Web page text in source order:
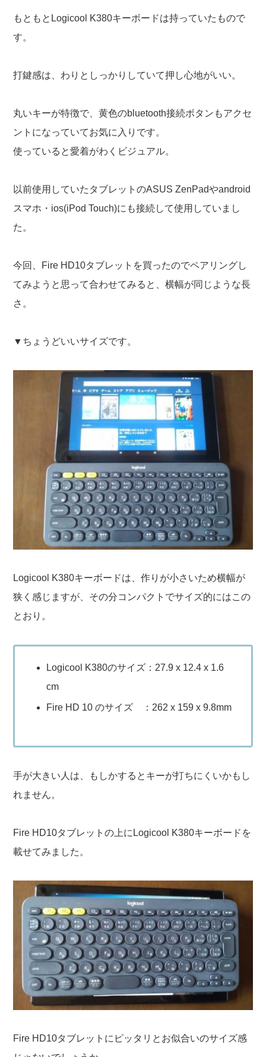
もともとLogicool K380キーボードは持っていたもので
す。
打鍵感は、わりとしっかりしていて押し心地がいい。
丸いキーが特徴で、黄色のbluetooth接続ボタンもアクセ
ントになっていてお気に入りです。
使っていると愛着がわくビジュアル。
以前使用していたタブレットのASUS ZenPadやandroid
スマホ・ios(iPod Touch)にも接続して使用していまし
た。
今回、Fire HD10タブレットを買ったのでペアリングし
てみようと思って合わせてみると、横幅が同じような長
さ。
▼ちょうどいいサイズです。
Logicool K380キーボードは、作りが小さいため横幅が
狭く感じますが、その分コンパクトでサイズ的にはこの
とおり。
Logicool K380のサイズ：27.9 x 12.4 x 1.6
cm
Fire HD 10 のサイズ ：262 x 159 x 9.8mm
手が大きい人は、もしかするとキーが打ちにくいかもし
れません。
Fire HD10タブレットの上にLogicool K380キーボードを
載せてみました。
Fire HD10タブレットにピッタリとお似合いのサイズ感